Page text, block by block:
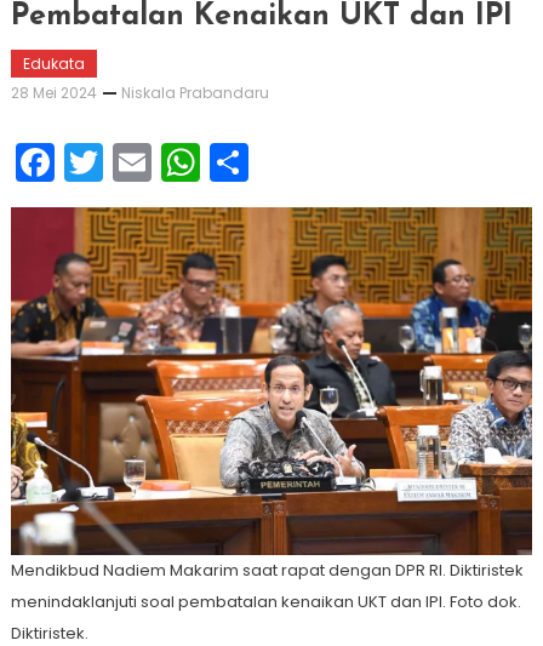
Pembatalan Kenaikan UKT dan IPI
Edukata
28 Mei 2024
Niskala Prabandaru
Facebook
Twitter
EmailWhatsApp
Share
Mendikbud Nadiem Makarim saat rapat dengan DPR RI. Diktiristek
menindaklanjuti soal pembatalan kenaikan UKT dan IPI. Foto dok.
Diktiristek.